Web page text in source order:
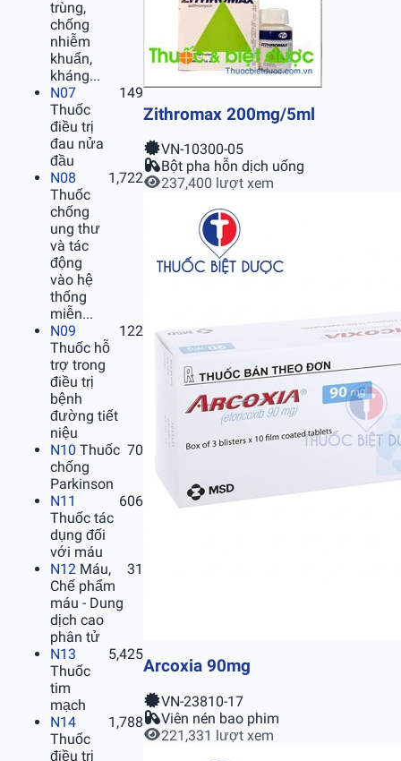
trùng,
chống
nhiễm
khuẩn,
kháng...
N07
Thuốc
điều trị
đau nửa
đầu
149
N08
Thuốc
chống
ung thư
và tác
động
vào hệ
thống
miễn...
1,722
N09
Thuốc hỗ
trợ trong
điều trị
bệnh
đường tiết
niệu
122
N10 Thuốc
chống
Parkinson
70
N11
Thuốc tác
dụng đối
với máu
606
N12 Máu,
Chế phẩm
máu - Dung
dịch cao
phân tử
31
N13
Thuốc
tim
mạch
5,425
N14
Thuốc
điều trị
1,788
Zithromax 200mg/5ml
VN-10300-05
Bột pha hỗn dịch uống
237,400 lượt xem
Arcoxia 90mg
VN-23810-17
Viên nén bao phim
221,331 lượt xem